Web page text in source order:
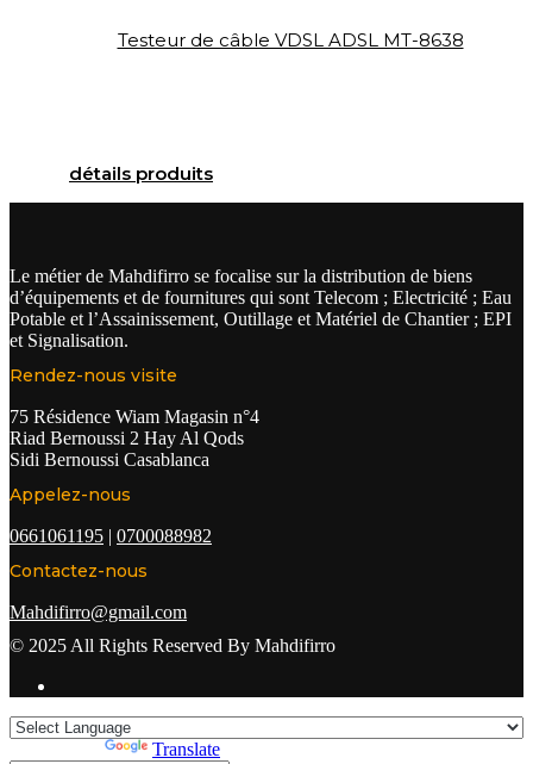
Testeur de câble VDSL ADSL MT-8638
détails produits
Le métier de Mahdifirro se focalise sur la distribution de biens
d’équipements et de fournitures qui sont Telecom ; Electricité ; Eau
Potable et l’Assainissement, Outillage et Matériel de Chantier ; EPI
et Signalisation.
Rendez-nous visite
75 Résidence Wiam Magasin n°4
Riad Bernoussi 2 Hay Al Qods
Sidi Bernoussi Casablanca
Appelez-nous
0661061195 | 0700088982
Contactez-nous
Mahdifirro@gmail.com
© 2025 All Rights Reserved By Mahdifirro
Translate